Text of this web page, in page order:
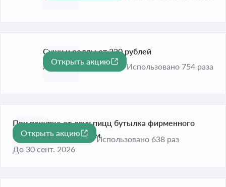
Суши и роллы от 220 рублей
До 31 окт. 2026
Открыть акцию
Использовано 754 раза
-40%
При покупке от двух пицц бутылка фирменного
кваса с 40% дисконтом
До 30 сент. 2026
Открыть акцию
Использовано 638 раз